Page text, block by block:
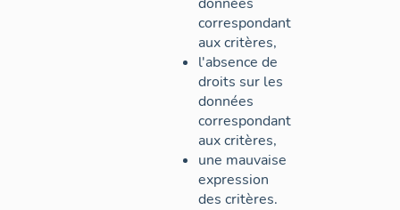
correspondant
aux critères,
l'absence de
droits sur les
données
correspondant
aux critères,
une mauvaise
expression
des critères.